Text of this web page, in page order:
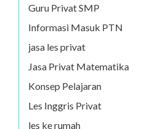
Guru Privat SMP
Informasi Masuk PTN
jasa les privat
Jasa Privat Matematika
Konsep Pelajaran
Les Inggris Privat
les ke rumah